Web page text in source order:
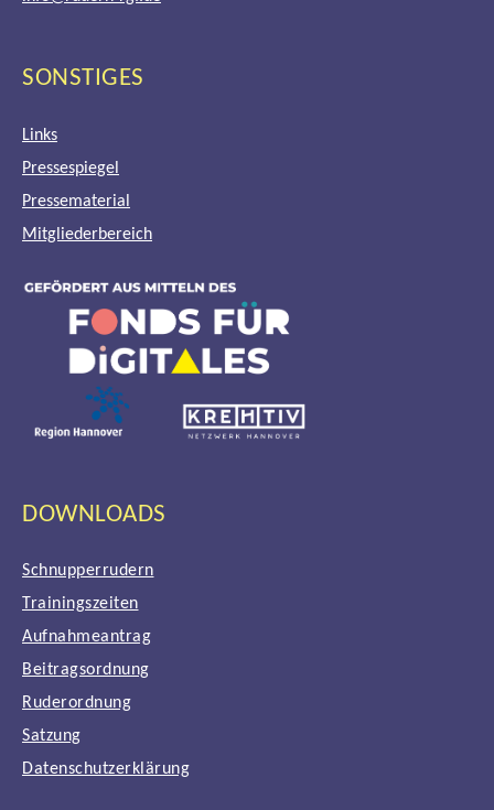
SONSTIGES
Links
Pressespiegel
Pressematerial
Mitgliederbereich
DOWNLOADS
Schnupperrudern
Trainingszeiten
Aufnahmeantrag
Beitragsordnung
Ruderordnung
Satzung
Datenschutzerklärung